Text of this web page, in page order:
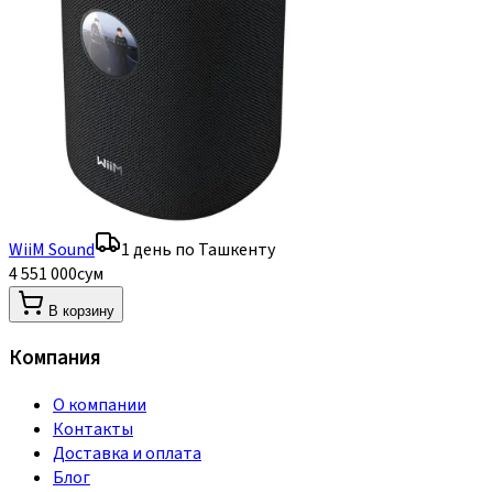
WiiM Sound
1 день по Ташкенту
4 551 000сум
В корзину
Компания
О компании
Контакты
Доставка и оплата
Блог